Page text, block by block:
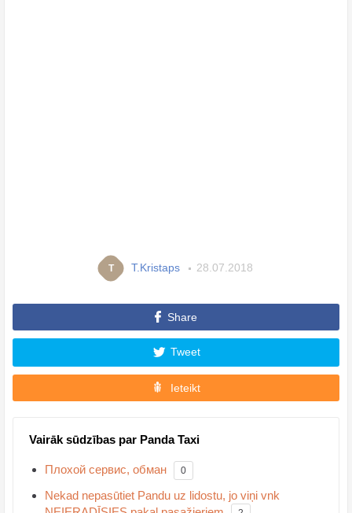
T T.Kristaps 28.07.2018
Share
Tweet
Ieteikt
Vairāk sūdzības par Panda Taxi
Плохой сервис, обман 0
Nekad nepasūtiet Pandu uz lidostu, jo viņi vnk